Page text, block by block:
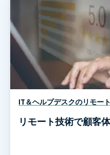
IT＆ヘルプデスクのリモー
リモート技術で顧客